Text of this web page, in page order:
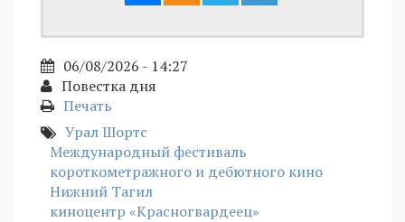
06/08/2026 - 14:27
Повестка дня
Печать
Урал Шортс
Международный фестиваль
короткометражного и дебютного кино
Нижний Тагил
киноцентр «Красногвардеец»